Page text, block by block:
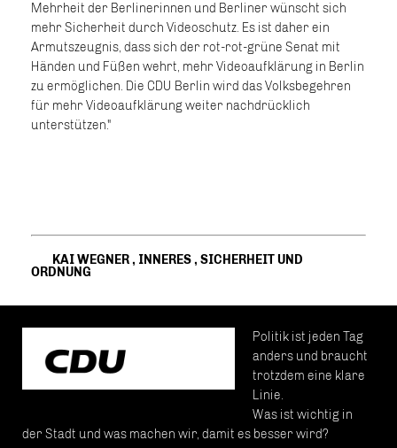
Mehrheit der Berlinerinnen und Berliner wünscht sich
mehr Sicherheit durch Videoschutz. Es ist daher ein
Armutszeugnis, dass sich der rot-rot-grüne Senat mit
Händen und Füßen wehrt, mehr Videoaufklärung in Berlin
zu ermöglichen. Die CDU Berlin wird das Volksbegehren
für mehr Videoaufklärung weiter nachdrücklich
unterstützen."
KAI WEGNER, INNERES, SICHERHEIT UND
ORDNUNG
Politik ist jeden Tag
anders und braucht
trotzdem eine klare
Linie.
Was ist wichtig in
der Stadt und was machen wir, damit es besser wird?